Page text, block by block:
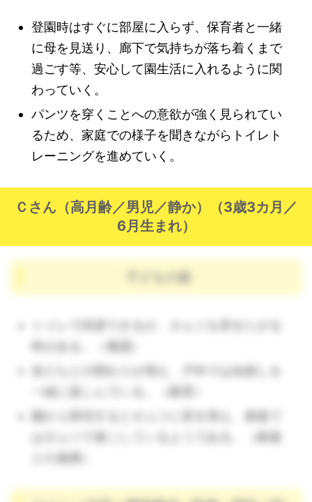
登園時はすぐに部屋に入らず、保育者と一緒
に母を見送り、廊下で気持ちが落ち着くまで
過ごす等、安心して園生活に入れるように関
わっていく。
パンツを穿くことへの意欲が強く見られてい
るため、家庭での様子を聞きながらトイレト
レーニングを進めていく。
Ｃさん（高月齢／男児／静か）（3歳3カ月／
6月生まれ）